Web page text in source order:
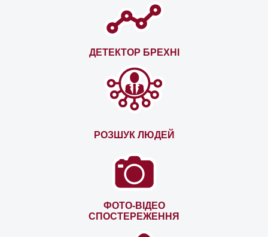
ДЕТЕКТОР БРЕХНІ
РОЗШУК ЛЮДЕЙ
ФОТО-ВІДЕО
СПОСТЕРЕЖЕННЯ